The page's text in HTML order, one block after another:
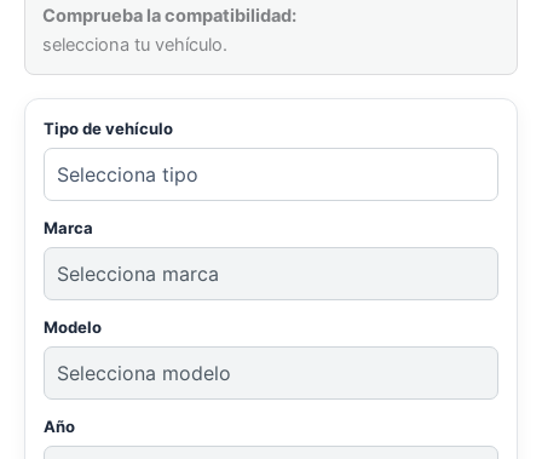
Comprueba la compatibilidad:
selecciona tu vehículo.
Tipo de vehículo
Marca
Modelo
Año